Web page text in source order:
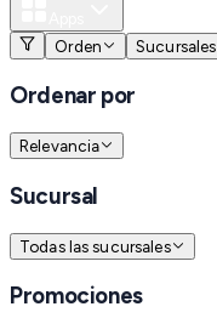
Orden
Sucursales
Ordenar por
Relevancia
Sucursal
Todas las sucursales
Promociones